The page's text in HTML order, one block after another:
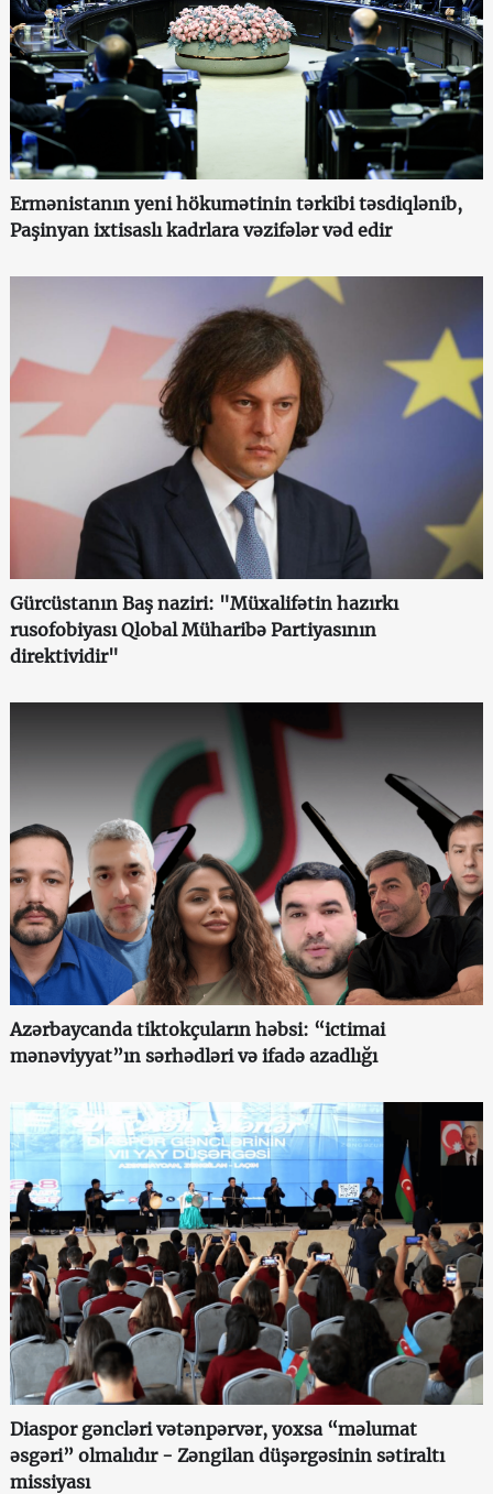
Ermənistanın yeni hökumətinin tərkibi təsdiqlənib,
Paşinyan ixtisaslı kadrlara vəzifələr vəd edir
Gürcüstanın Baş naziri: "Müxalifətin hazırkı
rusofobiyası Qlobal Müharibə Partiyasının
direktividir"
Azərbaycanda tiktokçuların həbsi: “ictimai
mənəviyyat”ın sərhədləri və ifadə azadlığı
Diaspor gəncləri vətənpərvər, yoxsa “məlumat
əsgəri” olmalıdır - Zəngilan düşərgəsinin sətiraltı
missiyası